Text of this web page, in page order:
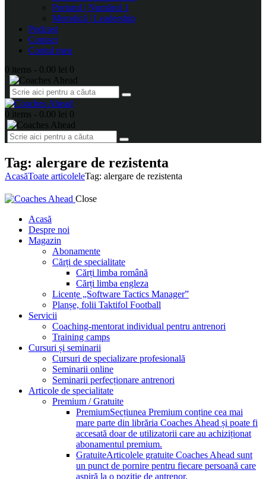
Portarul | Numărul 1
Metodică | Leadership
Podcast
Contact
Contul meu
0 items - 0.00 lei 0
0 items - 0.00 lei 0
Tag: alergare de rezistenta
AcasăToate articoleleTag: alergare de rezistenta
Close
Acasă
Despre noi
Magazin
Abonamente
Cărți de specialitate
Cărți limba română
Cărți limba engleza
Licențe „Software Tactics Manager”
Planșe, folii Taktifol Football
Servicii
Coaching-mentorat individual pentru antrenori
Training camps
Cursuri și seminarii
Cursuri de specializare profesională
Seminarii online
Seminarii perfecționare antrenori
Articole de specialitate
Premium / Gratuite
PremiumSecțiunea Premium conține cea mai
mare parte din librăria Coaches Ahead și poate fi
accesată doar de utilizatorii care au achiziționat
abonamentul premium.
GratuiteArticolele gratuite Coaches Ahead sunt
un punct de pornire pentru fiecare persoană care
aspiră la o poziție de antrenor.